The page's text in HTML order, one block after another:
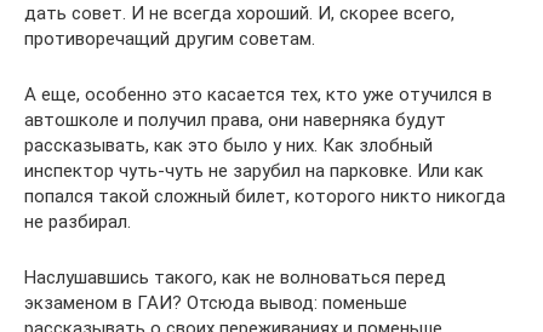
дать совет. И не всегда хороший. И, скорее всего,
противоречащий другим советам.
А еще, особенно это касается тех, кто уже отучился в
автошколе и получил права, они наверняка будут
рассказывать, как это было у них. Как злобный
инспектор чуть-чуть не зарубил на парковке. Или как
попался такой сложный билет, которого никто никогда
не разбирал.
Наслушавшись такого, как не волноваться перед
экзаменом в ГАИ? Отсюда вывод: поменьше